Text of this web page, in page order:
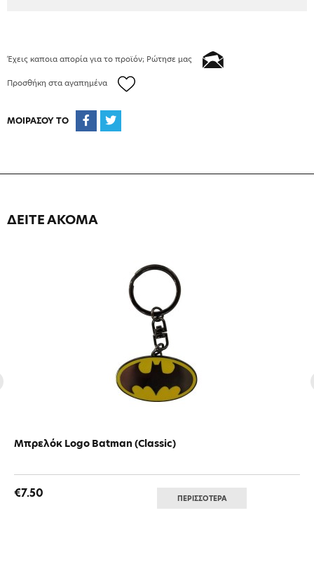
Έχεις καποια απορία για το προϊόν; Ρώτησε μας
Προσθήκη στα αγαπημένα
ΜΟΙΡΑΣΟΥ ΤΟ
ΔΕΙΤΕ ΑΚΟΜΑ
Μπρελόκ Logo Batman (Classic)
€7.50 ΠΕΡΙΣΣΟΤΕΡΑ